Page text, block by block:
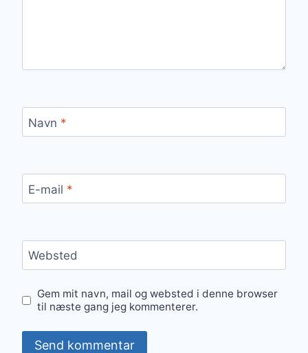
Navn *
E-mail *
Websted
Gem mit navn, mail og websted i denne browser
til næste gang jeg kommenterer.